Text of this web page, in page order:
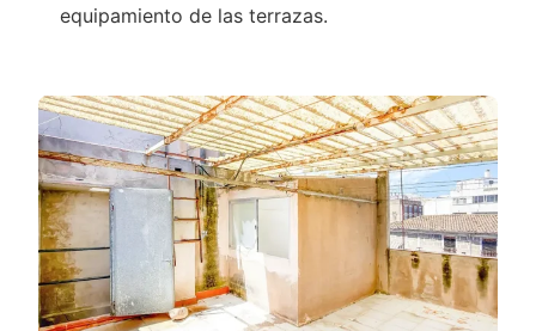
equipamiento de las terrazas.